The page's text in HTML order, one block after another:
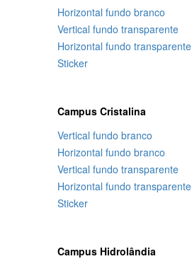
Horizontal fundo branco
Vertical fundo transparente
Horizontal fundo transparente
Sticker
Campus Cristalina
Vertical fundo branco
Horizontal fundo branco
Vertical fundo transparente
Horizontal fundo transparente
Sticker
Campus Hidrolândia